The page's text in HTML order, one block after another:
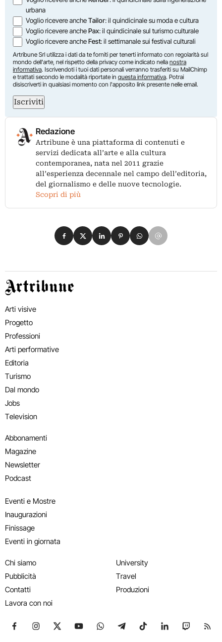
urbana
Voglio ricevere ancheTailor: il quindicinale su moda e cultura
Voglio ricevere anchePax: il quindicinale sul turismo culturale
Voglio ricevere ancheFest: il settimanale sui festival culturali
Artribune Srl utilizza i dati da te forniti per tenerti informato con regolarità sul
mondo dell'arte, nel rispetto della privacy come indicato nella nostra
informativa. Iscrivendoti i tuoi dati personali verranno trasferiti su MailChimp
e trattati secondo le modalità riportate in questa informativa. Potrai
disiscriverti in qualsiasi momento con l'apposito link presente nelle email.
Iscriviti
Redazione
Artribune è una piattaforma di contenuti e
servizi dedicata all’arte e alla cultura
contemporanea, nata nel 2011 grazie
all’esperienza decennale nel campo dell’editoria,
del giornalismo e delle nuove tecnologie.
Scopri di più
Condividi su Facebook
Condividi su X
Condividi su LinkedIn
Condividi su Pinterest
Condividi su WhatsApp
Condividi su Email
Artribune
Arti visive
Progetto
Professioni
Arti performative
Editoria
Turismo
Dal mondo
Jobs
Television
Abbonamenti
Magazine
Newsletter
Podcast
Eventi e Mostre
Inaugurazioni
Finissage
Eventi in giornata
Chi siamo
Pubblicità
Contatti
Lavora con noi
University
Travel
Produzioni
Seguici su Facebook
Seguici su Instagram
Seguici su X
Seguici su YouTube
Seguici su WhatsApp
Seguici su Telegram
Seguici su TikTok
Seguici su
Seguici